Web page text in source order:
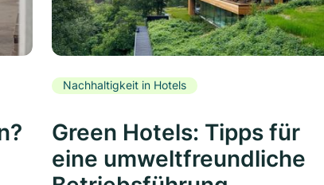
Nachhaltigkeit in Hotels
Green Hotels: Tipps für
eine umweltfreundliche